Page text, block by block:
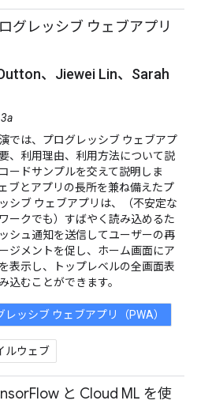
グレッシブ ウェブアプリ
、Jiewei Lin、Sarah
では、プログレッシブ ウェブアプ
、利用理由、利用方法について説
ードサンプルを交えて説明しま
ブとアプリの長所を兼ね備えたプ
シブ ウェブアプリは、（不安定な
ークでも）すばやく読み込めるた
シュ通知を送信してユーザーの再
ジメントを促し、ホーム画面にア
表示し、トップレベルの全画面表
込むことができます。
レッシブ ウェブアプリ（PWA）
ルウェブ
と Cloud ML を使